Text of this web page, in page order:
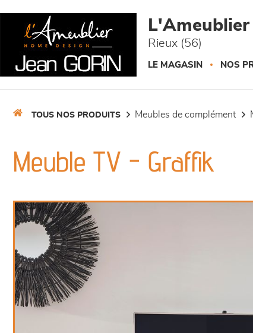
L'Ameublier
Rieux (56)
LE MAGASIN NOS
TOUS NOS PRODUITS meubles de complément
Meuble TV - Graffik